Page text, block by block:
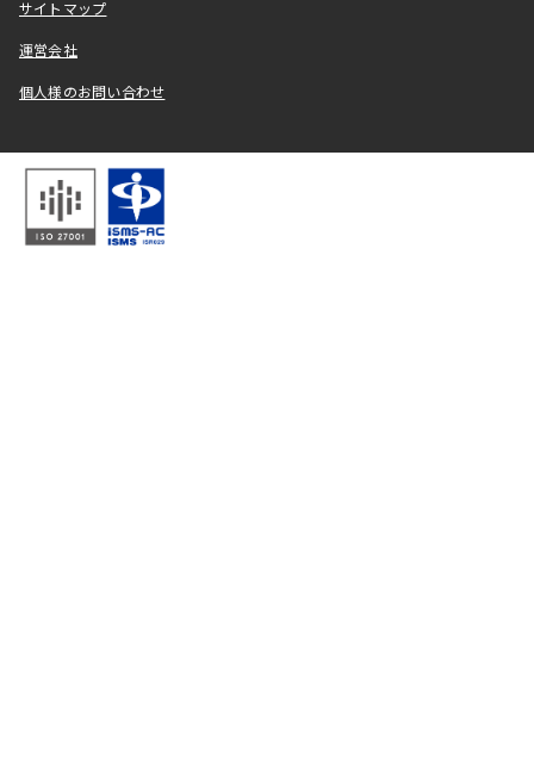
サイトマップ
運営会社
個人様のお問い合わせ